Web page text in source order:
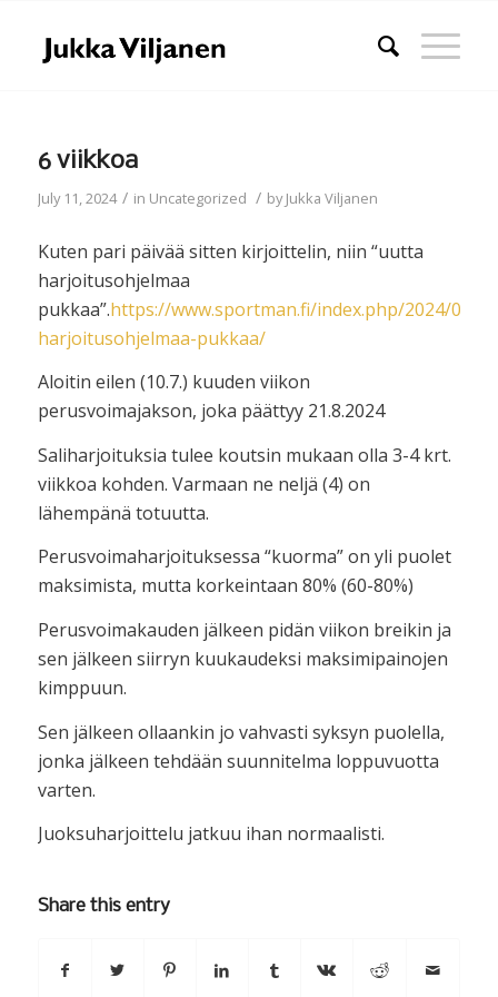
6 viikkoa
July 11, 2024 / in Uncategorized / byJukka Viljanen
Kuten pari päivää sitten kirjoittelin, niin “uutta
harjoitusohjelmaa
pukkaa”.https://www.sportman.fi/index.php/2024/07/
harjoitusohjelmaa-pukkaa/
Aloitin eilen (10.7.) kuuden viikon
perusvoimajakson, joka päättyy 21.8.2024
Saliharjoituksia tulee koutsin mukaan olla 3-4 krt.
viikkoa kohden. Varmaan ne neljä (4) on
lähempänä totuutta.
Perusvoimaharjoituksessa “kuorma” on yli puolet
maksimista, mutta korkeintaan 80% (60-80%)
Perusvoimakauden jälkeen pidän viikon breikin ja
sen jälkeen siirryn kuukaudeksi maksimipainojen
kimppuun.
Sen jälkeen ollaankin jo vahvasti syksyn puolella,
jonka jälkeen tehdään suunnitelma loppuvuotta
varten.
Juoksuharjoittelu jatkuu ihan normaalisti.
Share this entry